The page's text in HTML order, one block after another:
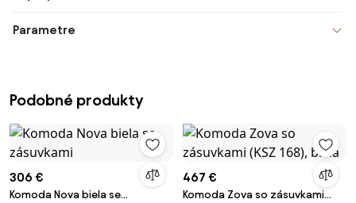
Parametre
Podobné produkty
306 €
Komoda Nova biela se
467 €
Komoda Zova so zásuvkami